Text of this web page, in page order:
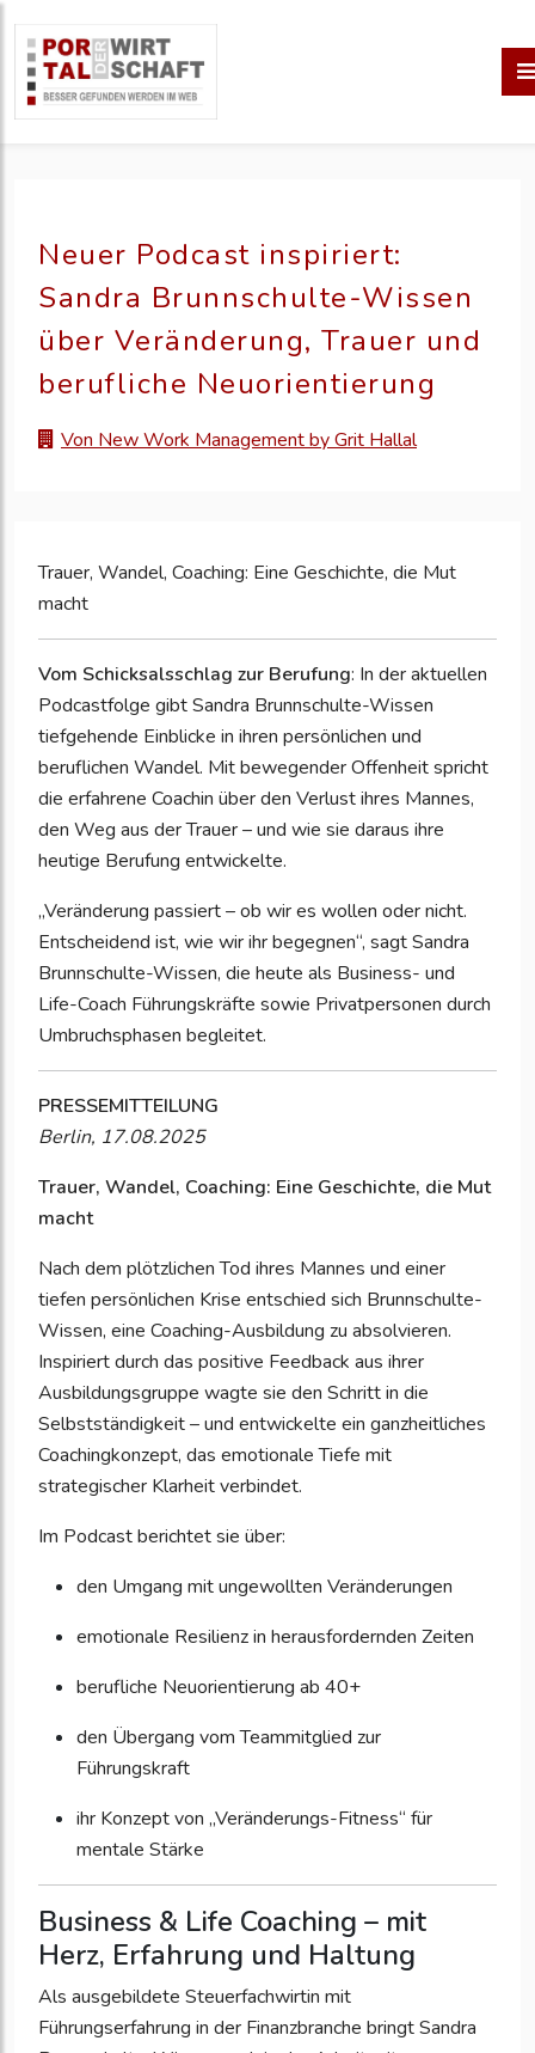
Neuer Podcast inspiriert:
Sandra Brunnschulte-Wissen
über Veränderung, Trauer und
berufliche Neuorientierung
Von New Work Management by Grit Hallal
Trauer, Wandel, Coaching: Eine Geschichte, die Mut
macht
Vom Schicksalsschlag zur Berufung: In der aktuellen
Podcastfolge gibt Sandra Brunnschulte-Wissen
tiefgehende Einblicke in ihren persönlichen und
beruflichen Wandel. Mit bewegender Offenheit spricht
die erfahrene Coachin über den Verlust ihres Mannes,
den Weg aus der Trauer – und wie sie daraus ihre
heutige Berufung entwickelte.
„Veränderung passiert – ob wir es wollen oder nicht.
Entscheidend ist, wie wir ihr begegnen“, sagt Sandra
Brunnschulte-Wissen, die heute als Business- und
Life-Coach Führungskräfte sowie Privatpersonen durch
Umbruchsphasen begleitet.
PRESSEMITTEILUNG
Berlin, 17.08.2025
Trauer, Wandel, Coaching: Eine Geschichte, die Mut
macht
Nach dem plötzlichen Tod ihres Mannes und einer
tiefen persönlichen Krise entschied sich Brunnschulte-
Wissen, eine Coaching-Ausbildung zu absolvieren.
Inspiriert durch das positive Feedback aus ihrer
Ausbildungsgruppe wagte sie den Schritt in die
Selbstständigkeit – und entwickelte ein ganzheitliches
Coachingkonzept, das emotionale Tiefe mit
strategischer Klarheit verbindet.
Im Podcast berichtet sie über:
den Umgang mit ungewollten Veränderungen
emotionale Resilienz in herausfordernden Zeiten
berufliche Neuorientierung ab 40+
den Übergang vom Teammitglied zur
Führungskraft
ihr Konzept von „Veränderungs-Fitness“ für
mentale Stärke
Business & Life Coaching – mit
Herz, Erfahrung und Haltung
Als ausgebildete Steuerfachwirtin mit
Führungserfahrung in der Finanzbranche bringt Sandra